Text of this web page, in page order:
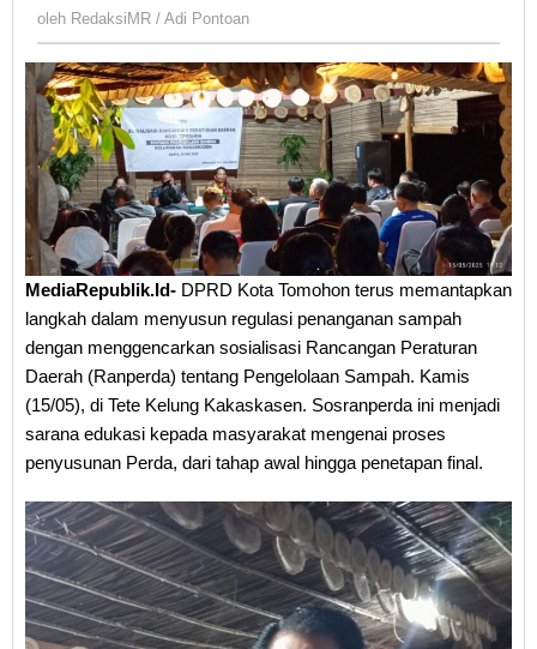
RedaksiMR
Pontoan
oleh RedaksiMR / Adi Pontoan
MediaRepublik.Id- DPRD Kota Tomohon terus memantapkan
langkah dalam menyusun regulasi penanganan sampah
dengan menggencarkan sosialisasi Rancangan Peraturan
Daerah (Ranperda) tentang Pengelolaan Sampah. Kamis
(15/05), di Tete Kelung Kakaskasen. Sosranperda ini menjadi
sarana edukasi kepada masyarakat mengenai proses
penyusunan Perda, dari tahap awal hingga penetapan final.